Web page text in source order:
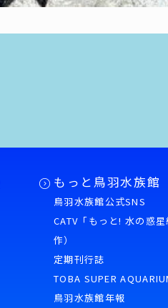
もっと鳥羽水族館
鳥羽水族館公式SNS
CATV「もっと! 水の惑
作）
定期刊行誌
TOBA SUPER
鳥羽水族館年報